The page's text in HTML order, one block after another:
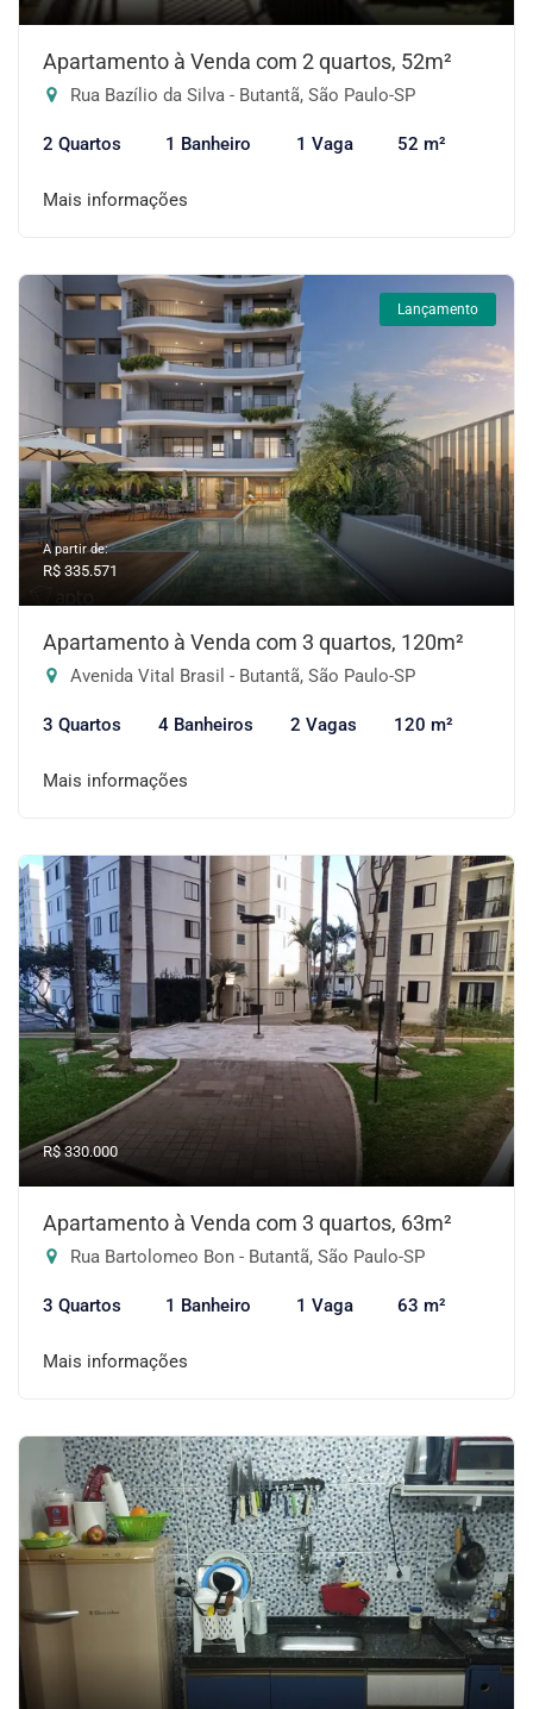
Apartamento à Venda com 2 quartos, 52m²
Rua Bazílio da Silva - Butantã, São Paulo-SP
2 Quartos 1 Banheiro 1 Vaga 52 m²
Mais informações
Lançamento
A partir de:
R$ 335.571
Apartamento à Venda com 3 quartos, 120m²
Avenida Vital Brasil - Butantã, São Paulo-SP
3 Quartos 4 Banheiros 2 Vagas 120 m²
Mais informações
R$ 330.000
Apartamento à Venda com 3 quartos, 63m²
Rua Bartolomeo Bon - Butantã, São Paulo-SP
3 Quartos 1 Banheiro 1 Vaga 63 m²
Mais informações